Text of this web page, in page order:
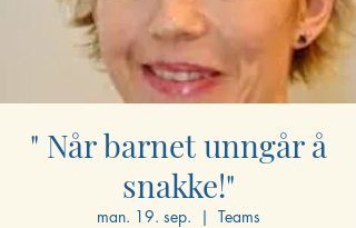
" Når barnet unngår å
snakke!"
man. 19. sep.
  |
Teams